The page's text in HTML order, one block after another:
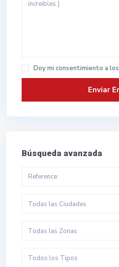
Doy mi consentimiento a los
Búsqueda avanzada
Todas las Ciudades
Todas las Zonas
Todos los Tipos